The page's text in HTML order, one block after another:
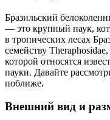
Бразильский
— это крупный паук,
в тропических лесах
семейству
которой относятся
пауки. Давайте
поближе.
Внешний вид и